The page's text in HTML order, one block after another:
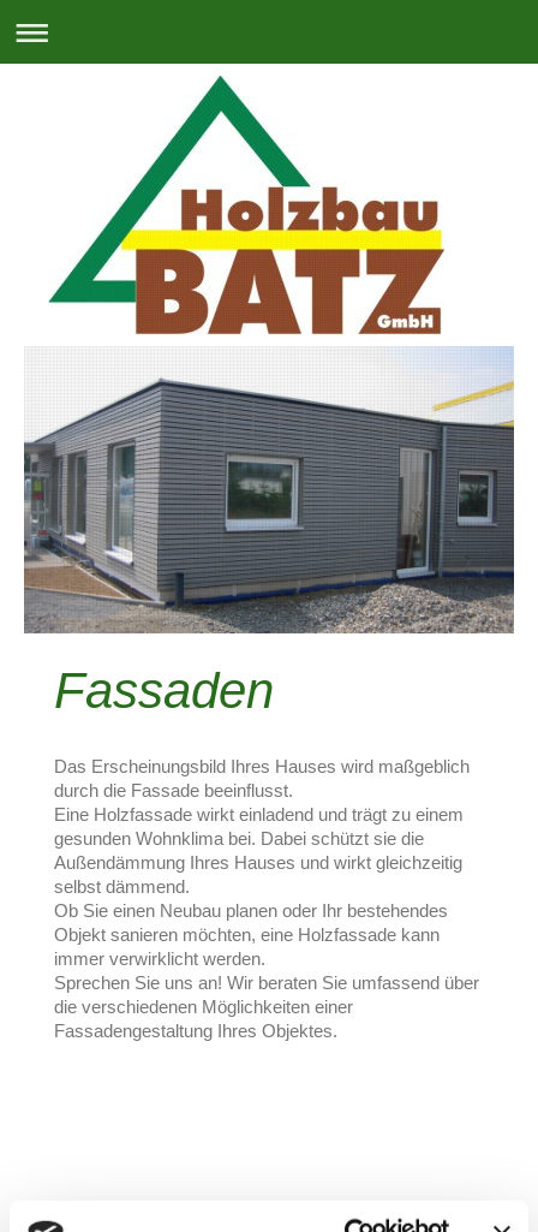
Fassaden
Das Erscheinungsbild Ihres Hauses wird maßgeblich
durch die Fassade beeinflusst.
Eine Holzfassade wirkt einladend und trägt zu einem
gesunden Wohnklima bei. Dabei schützt sie die
Außendämmung Ihres Hauses und wirkt gleichzeitig
selbst dämmend.
Ob Sie einen Neubau planen oder Ihr bestehendes
Objekt sanieren möchten, eine Holzfassade kann
immer verwirklicht werden.
Sprechen Sie uns an! Wir beraten Sie umfassend über
die verschiedenen Möglichkeiten einer
Fassadengestaltung Ihres Objektes.